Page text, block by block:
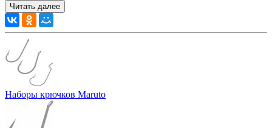
Читать далее
Наборы крючков Maruto